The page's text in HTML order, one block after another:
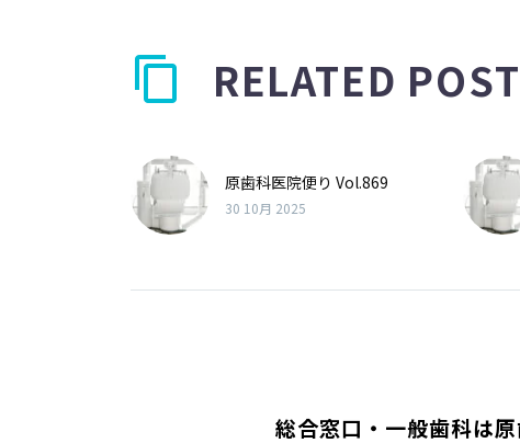
RELATED
原歯科医院便り Vol.869
30 10月 2025
総合窓口・一般歯科は